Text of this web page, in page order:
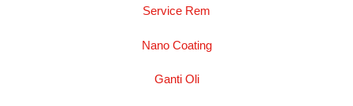
Service Rem
Nano Coating
Ganti Oli